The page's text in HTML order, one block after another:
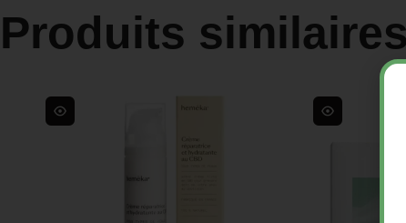
Produits similaires